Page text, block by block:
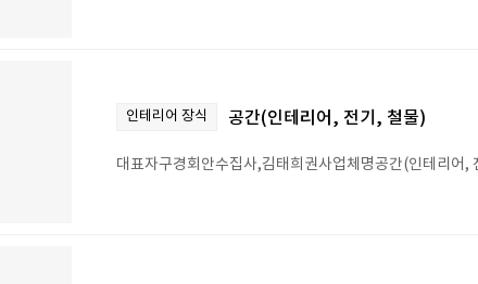
인테리어 장식 공간(인테리어, 전기, 철물)
대표자구경회안수집사,김태희권사업체명공간(인테리